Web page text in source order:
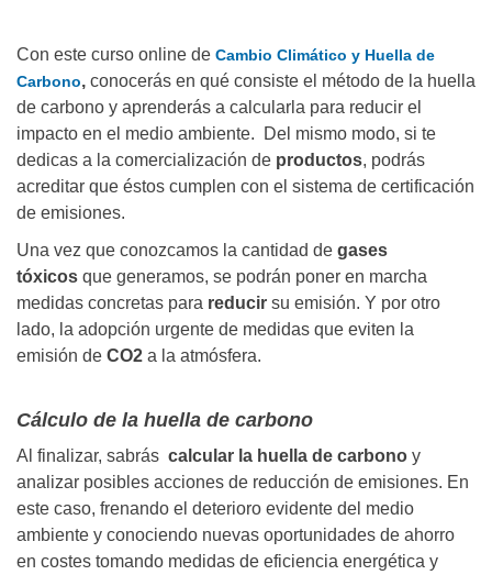
Con este curso online de Cambio Climático y Huella de
Carbono, conocerás en qué consiste el método de la huella
de carbono y aprenderás a calcularla para reducir el
impacto en el medio ambiente. Del mismo modo, si te
dedicas a la comercialización de productos, podrás
acreditar que éstos cumplen con el sistema de certificación
de emisiones.
Una vez que conozcamos la cantidad de gases
tóxicos que generamos, se podrán poner en marcha
medidas concretas para reducir su emisión. Y por otro
lado, la adopción urgente de medidas que eviten la
emisión de CO2 a la atmósfera.
Cálculo de la huella de carbono
Al finalizar, sabrás calcular la huella de carbono y
analizar posibles acciones de reducción de emisiones. En
este caso, frenando el deterioro evidente del medio
ambiente y conociendo nuevas oportunidades de ahorro
en costes tomando medidas de eficiencia energética y